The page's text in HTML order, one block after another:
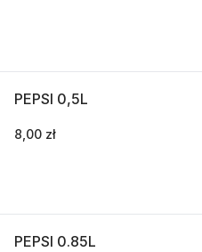
PEPSI 0,5L
8,00 zł
PEPSI 0.85L